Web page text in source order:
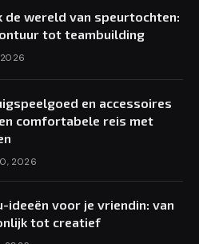
de wereld van speurtochten:
tot teambuilding
en accessoires
comfortabele reis met
2026
ideeën voor je vriendin: van
tot creatief